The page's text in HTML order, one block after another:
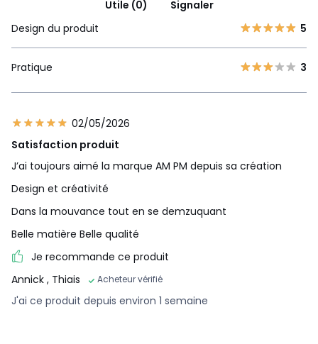
Utile (0)
Signaler
Design du produit
5
Pratique 3
02/05/2026
Satisfaction produit
J’ai toujours aimé la marque AM PM depuis sa création
Design et créativité
Dans la mouvance tout en se demzuquant
Belle matière Belle qualité
Je recommande ce produit
Annick , Thiais Acheteur vérifié
J'ai ce produit depuis environ 1 semaine